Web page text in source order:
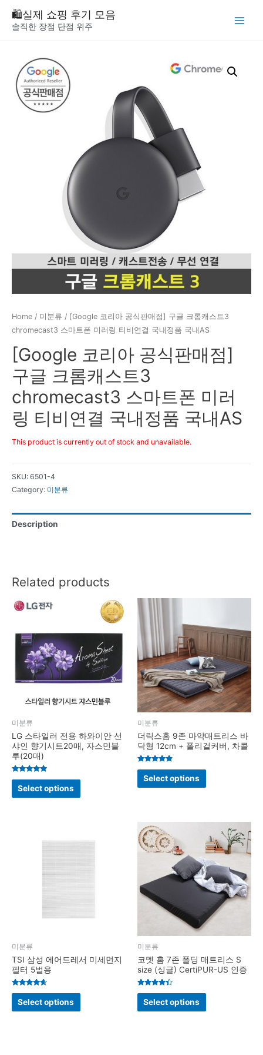
🛍️실제 쇼핑 후기 모음
솔직한 장점 단점 위주
Home / 미분류 / [Google 코리아 공식판매점] 구글 크롬캐스트3
chromecast3 스마트폰 미러링 티비연결 국내정품 국내AS
[Google 코리아 공식판매점]
구글 크롬캐스트3
chromecast3 스마트폰 미러
링 티비연결 국내정품 국내AS
This product is currently out of stock and unavailable.
SKU: 6501-4
Category: 미분류
Description
Related products
미분류
LG 스타일러 전용 하와이안 선
샤인 향기시트20매, 자스민블
루(20매)
Rated
4.8
out of 5
Select options
미분류
더릭스홈 9존 마약매트리스 바
닥형 12cm + 폴리겉커버, 차콜
Rated
4.7
out of 5
Select options
미분류
TSI 삼성 에어드레서 미세먼지
필터 5벌용
Rated
4.4
out of 5
Select options
미분류
코멧 홈 7존 폴딩 매트리스 S
size (싱글) CertiPUR-US 인증
Rated
4.2
out of 5
Select options